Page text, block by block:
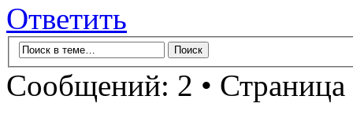
Ответить
Сообщений: 2 • Страница